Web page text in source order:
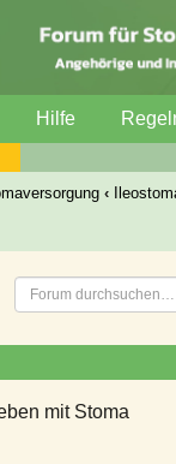
Hilfe
‹
mit Stoma